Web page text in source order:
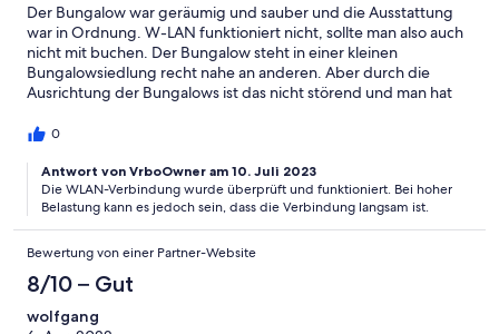
Der Bungalow war geräumig und sauber und die Ausstattung
war in Ordnung. W-LAN funktioniert nicht, sollte man also auch
nicht mit buchen. Der Bungalow steht in einer kleinen
Bungalowsiedlung recht nahe an anderen. Aber durch die
Ausrichtung der Bungalows ist das nicht störend und man hat
naturbelassen und eignet sich für längere Wanderungen.
kurze Auszeit machen will.
0
Antwort von VrboOwner am 10. Juli 2023
Die WLAN-Verbindung wurde überprüft und funktioniert. Bei hoher
Belastung kann es jedoch sein, dass die Verbindung langsam ist.
Bewertung von einer Partner-Website
8/10 – Gut
wolfgang